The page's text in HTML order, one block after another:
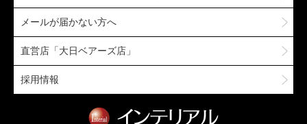
メールが届かない方へ
直営店「大日ベアーズ店」
採用情報